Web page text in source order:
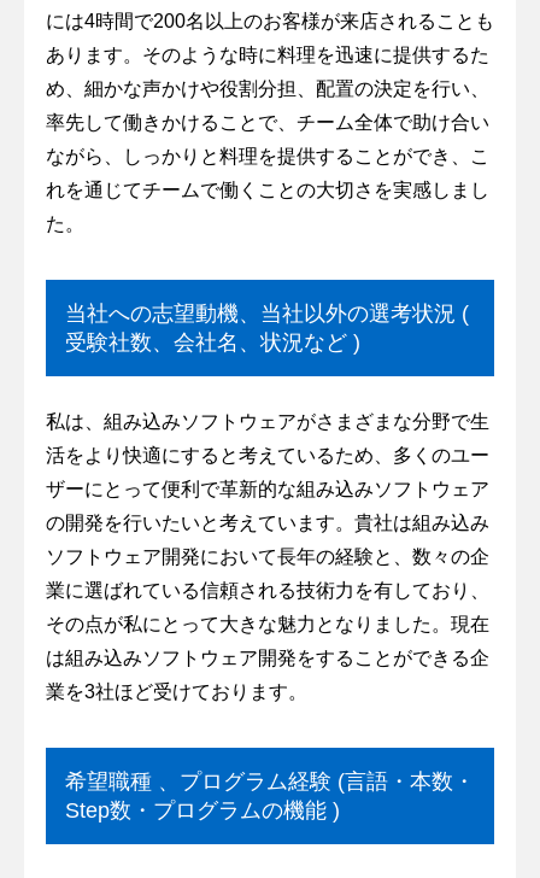
には4時間で200名以上のお客様が来店されることも
あります。そのような時に料理を迅速に提供するた
め、細かな声かけや役割分担、配置の決定を行い、
率先して働きかけることで、チーム全体で助け合い
ながら、しっかりと料理を提供することができ、こ
れを通じてチームで働くことの大切さを実感しまし
た。
当社への志望動機、当社以外の選考状況 (
受験社数、会社名、状況など )
私は、組み込みソフトウェアがさまざまな分野で生
活をより快適にすると考えているため、多くのユー
ザーにとって便利で革新的な組み込みソフトウェア
の開発を行いたいと考えています。貴社は組み込み
ソフトウェア開発において長年の経験と、数々の企
業に選ばれている信頼される技術力を有しており、
その点が私にとって大きな魅力となりました。現在
は組み込みソフトウェア開発をすることができる企
業を3社ほど受けております。
希望職種 、プログラム経験 (言語・本数・
Step数・プログラムの機能 )